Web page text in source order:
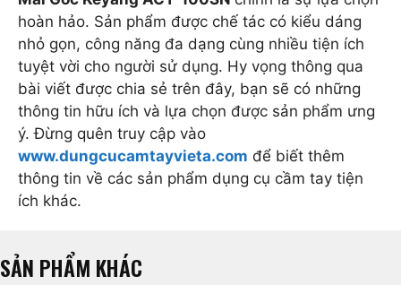
hoàn hảo. Sản phẩm được chế tác có kiểu dáng
nhỏ gọn, công năng đa dạng cùng nhiều tiện ích
tuyệt vời cho người sử dụng. Hy vọng thông qua
bài viết được chia sẻ trên đây, bạn sẽ có những
thông tin hữu ích và lựa chọn được sản phẩm ưng
ý. Đừng quên truy cập vào
www.dungcucamtayvieta.com để biết thêm
thông tin về các sản phẩm dụng cụ cầm tay tiện
ích khác.
SẢN PHẨM KHÁC